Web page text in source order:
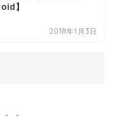
】
2018年1月3日